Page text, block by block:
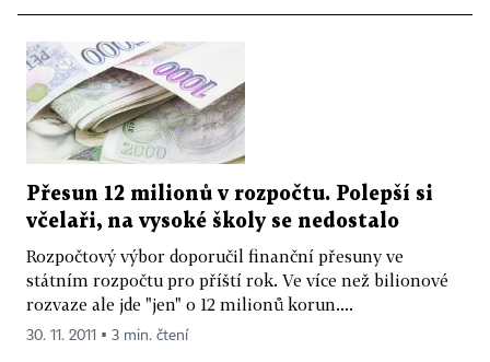
Přesun 12 milionů v rozpočtu. Polepší si
včelaři, na vysoké školy se nedostalo
Rozpočtový výbor doporučil finanční přesuny ve
státním rozpočtu pro příští rok. Ve více než bilionové
rozvaze ale jde "jen" o 12 milionů korun....
30. 11. 2011 ▪ 3 min. čtení